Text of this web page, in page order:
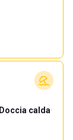
Doccia calda·